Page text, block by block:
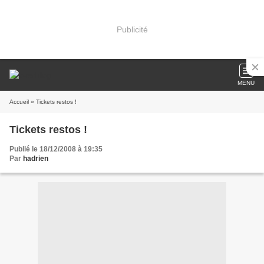
Publicité
MENU
Accueil » Tickets restos !
Tickets restos !
Publié le 18/12/2008 à 19:35
Par hadrien